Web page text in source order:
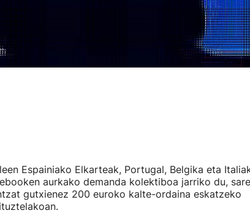
Espainiako Elkarteak, Portugal, Belgika eta
aurkako demanda kolektiboa jarriko du, sare
gutxienez 200 euroko kalte-ordaina eskatzeko